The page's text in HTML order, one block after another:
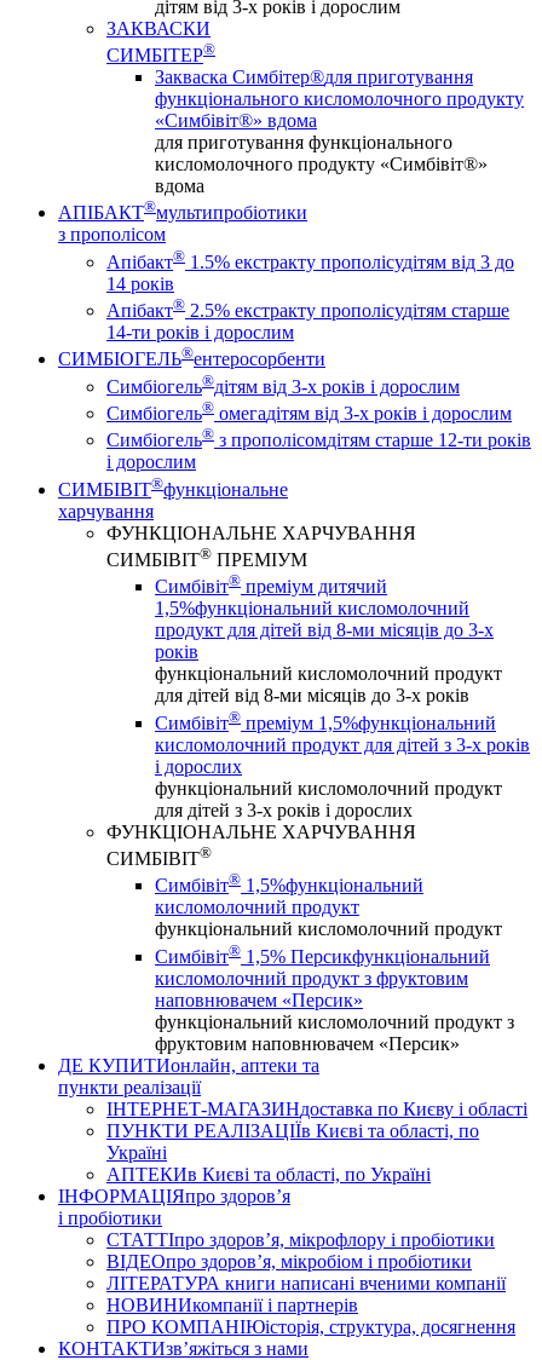
дітям від 3-х років і дорослим
ЗАКВАСКИ
СИМБІТЕР®
Закваска Симбітер®для приготування
функціонального кисломолочного продукту
«Симбівіт®» вдома
для приготування функціонального
кисломолочного продукту «Симбівіт®»
вдома
АПІБАКТ®мультипробіотики
з прополісом
Апібакт® 1.5% екстракту прополісудітям від 3 до
14 років
Апібакт® 2.5% екстракту прополісудітям старше
14-ти років і дорослим
СИМБІОГЕЛЬ®ентеросорбенти
Симбіогель®дітям від 3-х років і дорослим
Симбіогель® омегадітям від 3-х років і дорослим
Симбіогель® з прополісомдітям старше 12-ти років
і дорослим
СИМБІВІТ®функціональне
харчування
ФУНКЦІОНАЛЬНЕ ХАРЧУВАННЯ
СИМБІВІТ® ПРЕМІУМ
Симбівіт® преміум дитячий
1,5%функціональний кисломолочний
продукт для дітей від 8-ми місяців до 3-х
років
функціональний кисломолочний продукт
для дітей від 8-ми місяців до 3-х років
Симбівіт® преміум 1,5%функціональний
кисломолочний продукт для дітей з 3-х років
і дорослих
функціональний кисломолочний продукт
для дітей з 3-х років і дорослих
ФУНКЦІОНАЛЬНЕ ХАРЧУВАННЯ
СИМБІВІТ®
Симбівіт® 1,5%функціональний
кисломолочний продукт
функціональний кисломолочний продукт
Симбівіт® 1,5% Персикфункціональний
кисломолочний продукт з фруктовим
наповнювачем «Персик»
функціональний кисломолочний продукт з
фруктовим наповнювачем «Персик»
ДЕ КУПИТИонлайн, аптеки та
пункти реалізації
ІНТЕРНЕТ-МАГАЗИНдоставка по Києву і області
ПУНКТИ РЕАЛІЗАЦІЇв Києві та області, по
Україні
АПТЕКИв Києві та області, по Україні
ІНФОРМАЦІЯпро здоров’я
і пробіотики
СТАТТІпро здоров’я, мікрофлору і пробіотики
ВІДЕОпро здоров’я, мікробіом і пробіотики
ЛІТЕРАТУРА книги написані вченими компанії
НОВИНИкомпанії і партнерів
ПРО КОМПАНІЮісторія, структура, досягнення
КОНТАКТИзв’яжіться з нами